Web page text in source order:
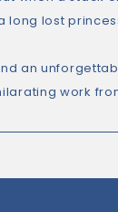
long lost
an
work